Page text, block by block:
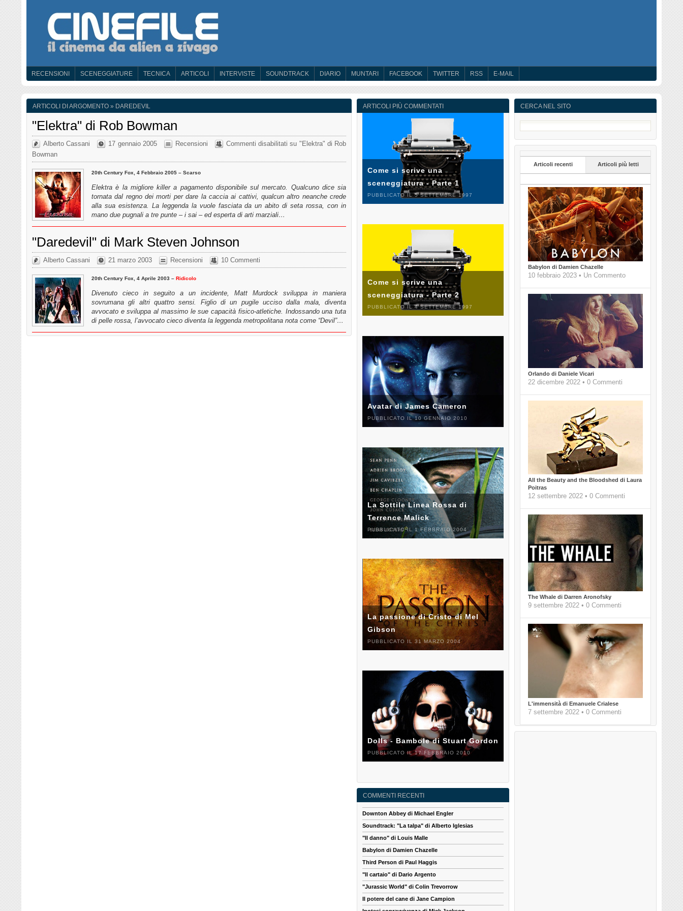
RECENSIONI SCENEGGIATURE TECNICA ARTICOLI INTERVISTE SOUNDTRACK DIARIO MUNTARI FACEBOOK TWITTER RSS E-MAIL
ARTICOLI DI ARGOMENTO » DAREDEVIL
"Elektra" di Rob Bowman
Alberto Cassani 17 gennaio 2005 Recensioni Commenti disabilitati su "Elektra" di Rob
Bowman
20th Century Fox, 4 Febbraio 2005 – Scarso
Elektra è la migliore killer a pagamento disponibile sul mercato. Qualcuno dice sia
tornata dal regno dei morti per dare la caccia ai cattivi, qualcun altro neanche crede
alla sua esistenza. La leggenda la vuole fasciata da un abito di seta rossa, con in
mano due pugnali a tre punte – i sai – ed esperta di arti marziali…
"Daredevil" di Mark Steven Johnson
Alberto Cassani 21 marzo 2003 Recensioni 10 Commenti
20th Century Fox, 4 Aprile 2003 – Ridicolo
Divenuto cieco in seguito a un incidente, Matt Murdock sviluppa in maniera
sovrumana gli altri quattro sensi. Figlio di un pugile ucciso dalla mala, diventa
avvocato e sviluppa al massimo le sue capacità fisico-atletiche. Indossando una tuta
di pelle rossa, l’avvocato cieco diventa la leggenda metropolitana nota come “Devil”…
CERCA NEL SITO
Articoli recenti Articoli più letti
Babylon di Damien Chazelle
10 febbraio 2023 • Un Commento
Orlando di Daniele Vicari
22 dicembre 2022 • 0 Commenti
All the Beauty and the Bloodshed di Laura
Poitras
12 settembre 2022 • 0 Commenti
The Whale di Darren Aronofsky
9 settembre 2022 • 0 Commenti
L'immensità di Emanuele Crialese
7 settembre 2022 • 0 Commenti
ARTICOLI PIÙ COMMENTATI
Come si scrive una
sceneggiatura - Parte 1
PUBBLICATO IL 5 SETTEMBRE 1997
Come si scrive una
sceneggiatura - Parte 2
PUBBLICATO IL 4 SETTEMBRE 1997
Avatar di James Cameron
PUBBLICATO IL 10 GENNAIO 2010
La Sottile Linea Rossa di
Terrence Malick
PUBBLICATO IL 1 FEBBRAIO 2004
La passione di Cristo di Mel
Gibson
PUBBLICATO IL 31 MARZO 2004
Dolls - Bambole di Stuart Gordon
PUBBLICATO IL 17 FEBBRAIO 2010
COMMENTI RECENTI
Downton Abbey di Michael Engler
Soundtrack: "La talpa" di Alberto Iglesias
"Il danno" di Louis Malle
Babylon di Damien Chazelle
Third Person di Paul Haggis
"Il cartaio" di Dario Argento
"Jurassic World" di Colin Trevorrow
Il potere del cane di Jane Campion